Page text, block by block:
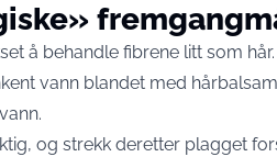
å behandle fibrene litt som hår.
vann blandet med
og strekk deretter plagget